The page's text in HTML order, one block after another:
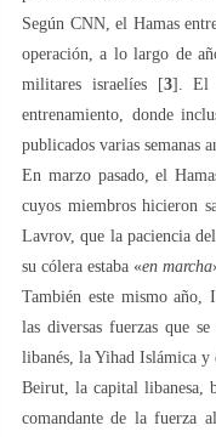
Según CNN, el Hamas
operación, a lo largo de
militares israelíes [3]. El
entrenamiento, donde
publicados varias semanas
En marzo pasado, el
cuyos miembros hicieron
Lavrov, que la paciencia
su cólera estaba «en marcha
También este mismo año,
las diversas fuerzas que
libanés, la Yihad Islámica y
Beirut, la capital libanesa,
comandante de la fuerza